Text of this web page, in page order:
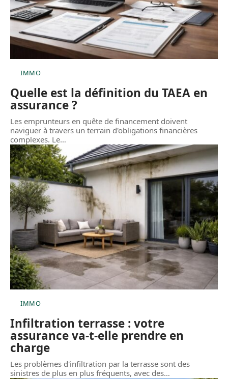
IMMO
Quelle est la définition du TAEA en
assurance ?
Les emprunteurs en quête de financement doivent
naviguer à travers un terrain d'obligations financières
complexes. Le…
IMMO
Infiltration terrasse : votre
assurance va-t-elle prendre en
charge
Les problèmes d'infiltration par la terrasse sont des
sinistres de plus en plus fréquents, avec des…